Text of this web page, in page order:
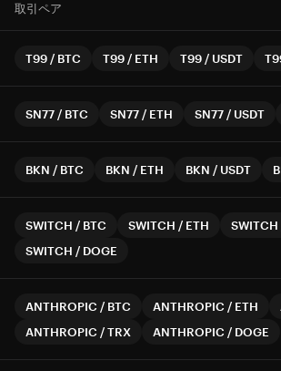
取引ペア
T99 / BTC T99 / ETH T99 / USDT
SN77 / BTC SN77 / ETH SN77 / USDT
BKN / BTC BKN / ETH BKN / USDT
SWITCH / BTC SWITCH / ETH SWITCH
SWITCH / DOGE
ANTHROPIC / BTC ANTHROPIC / ETH
ANTHROPIC /TRX ANTHROPIC / DOGE